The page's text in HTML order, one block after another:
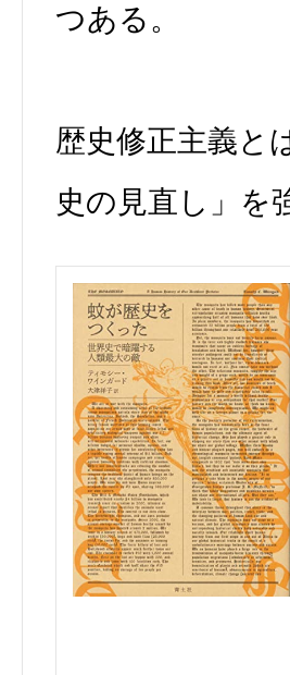
つある。
歴史修正主義と
史の見直し」を